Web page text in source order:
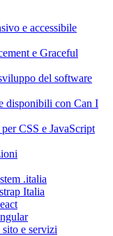
e accessibile
e Graceful
del software
disponibili con Can I
CSS e JavaScript
.italia
Italia
e servizi